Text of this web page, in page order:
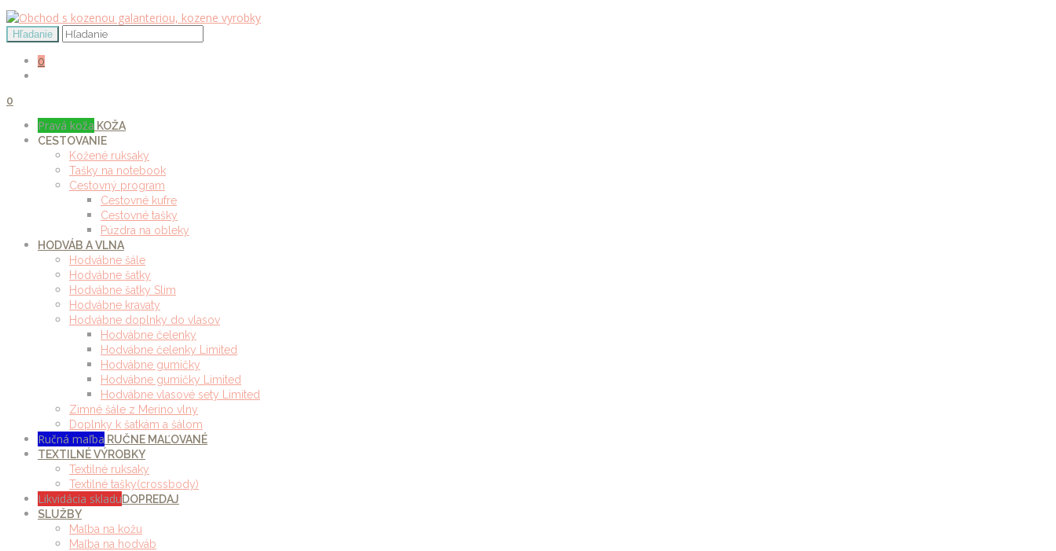
0
0
Pravá koža KOŽA
CESTOVANIE
Kožené ruksaky
Tašky na notebook
Cestovný program
Cestovné kufre
Cestovné tašky
Púzdra na obleky
HODVÁB A VLNA
Hodvábne šále
Hodvábne šatky
Hodvábne šatky Slim
Hodvábne kravaty
Hodvábne doplnky do vlasov
Hodvábne čelenky
Hodvábne čelenky Limited
Hodvábne gumičky
Hodvábne gumičky Limited
Hodvábne vlasové sety Limited
Zimné šále z Merino vlny
Doplnky k šatkám a šálom
Ručná maľba RUČNE MAĽOVANÉ
TEXTILNÉ VÝROBKY
Textilné ruksaky
Textilné tašky(crossbody)
Likvidácia skladuDOPREDAJ
SLUŽBY
Maľba na kožu
Maľba na hodváb